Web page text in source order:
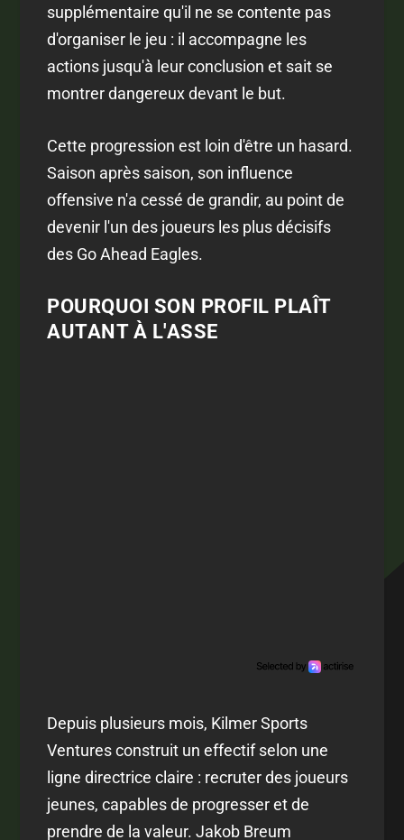
supplémentaire qu'il ne se contente pas
d'organiser le jeu : il accompagne les
actions jusqu'à leur conclusion et sait se
montrer dangereux devant le but.
Cette progression est loin d'être un hasard.
Saison après saison, son influence
offensive n'a cessé de grandir, au point de
devenir l'un des joueurs les plus décisifs
des Go Ahead Eagles.
POURQUOI SON PROFIL PLAÎT
AUTANT À L'ASSE
Depuis plusieurs mois, Kilmer Sports
Ventures construit un effectif selon une
ligne directrice claire : recruter des joueurs
jeunes, capables de progresser et de
prendre de la valeur. Jakob Breum